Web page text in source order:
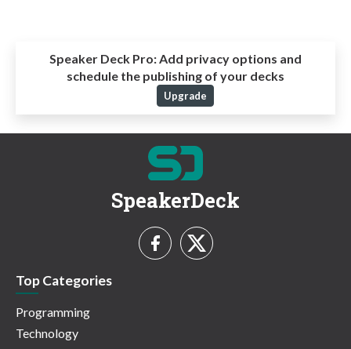
Speaker Deck Pro: Add privacy options and
schedule the publishing of your decks
Upgrade
SpeakerDeck
Top Categories
Programming
Technology